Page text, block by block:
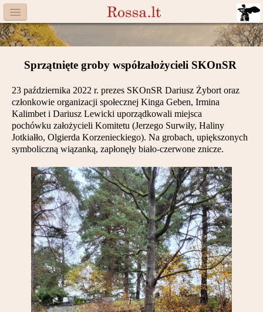
Menu
Facebook
Komitet
Aktualności
Książka
Moneta
Cegiełki
Rossa
Trasy
Darczyńcy
Partnerzy
Kontakt
Sprzątnięte groby współzałożycieli SKOnSR
23 października 2022 r. prezes SKOnSR Dariusz Żybort oraz
członkowie organizacji społecznej Kinga Geben, Irmina
Kalimbet i Dariusz Lewicki uporządkowali miejsca
pochówku założycieli Komitetu (Jerzego Surwiły, Haliny
Jotkiałło, Olgierda Korzenieckiego). Na grobach, upiększonych
symboliczną wiązanką, zapłonęły biało-czerwone znicze.